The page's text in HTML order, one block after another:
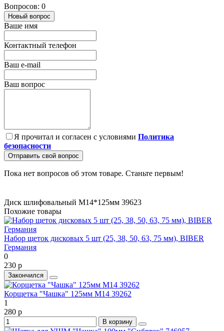
Вопросов: 0
Новый вопрос
Ваше имя
Контактный телефон
Ваш e-mail
Ваш вопрос
Я прочитал и согласен с условиями Политика
безопасности
Отправить свой вопрос
Пока нет вопросов об этом товаре. Станьте первым!
Диск шлифовальный М14*125мм 39623
Похожие товары
Набор щеток дисковых 5 шт (25, 38, 50, 63, 75 мм), BIBER
Германия
0
230 р
Закончился
Корщетка "Чашка" 125мм М14 39262
1
280 р
В корзину